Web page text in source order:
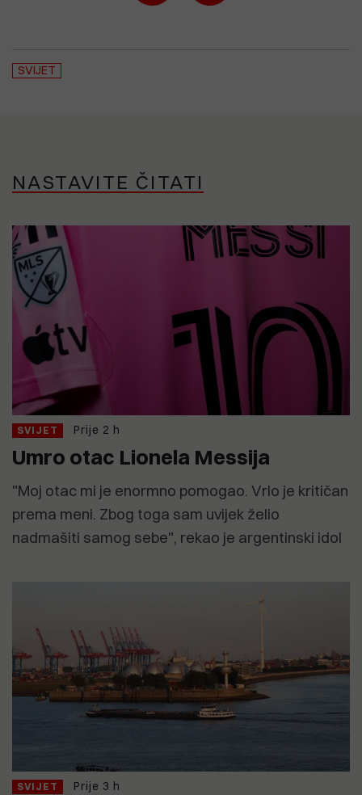
SVIJET
NASTAVITE ČITATI
SVIJET Prije 2 h
Umro otac Lionela Messija
"Moj otac mi je enormno pomogao. Vrlo je kritičan
prema meni. Zbog toga sam uvijek želio
nadmašiti samog sebe", rekao je argentinski idol
SVIJET Prije 3 h